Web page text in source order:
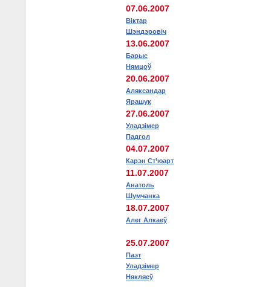
07.06.2007
Віктар
Шэндэровіч
13.06.2007
Барыс
Нямцоў
20.06.2007
Аляксандар
Ярашук
27.06.2007
Уладзімер
Падгол
04.07.2007
Карэн Ст’юарт
11.07.2007
Анатоль
Шумчанка
18.07.2007
Алег Алкаеў
25.07.2007
Паэт
Уладзімер
Някляеў